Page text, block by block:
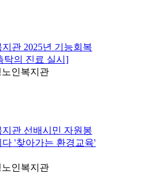
관 2025년 기능회복
탁의 진료 실시]
인복지관
관 선배시민 자원봉
'찾아가는 환경교육'
인복지관